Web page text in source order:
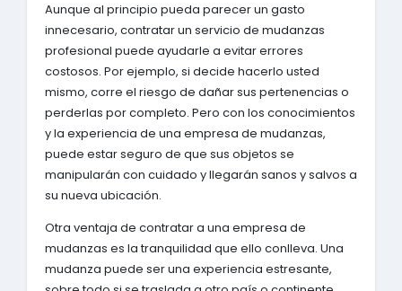
Aunque al principio pueda parecer un gasto
innecesario, contratar un servicio de mudanzas
profesional puede ayudarle a evitar errores
costosos. Por ejemplo, si decide hacerlo usted
mismo, corre el riesgo de dañar sus pertenencias o
perderlas por completo. Pero con los conocimientos
y la experiencia de una empresa de mudanzas,
puede estar seguro de que sus objetos se
manipularán con cuidado y llegarán sanos y salvos a
su nueva ubicación.
Otra ventaja de contratar a una empresa de
mudanzas es la tranquilidad que ello conlleva. Una
mudanza puede ser una experiencia estresante,